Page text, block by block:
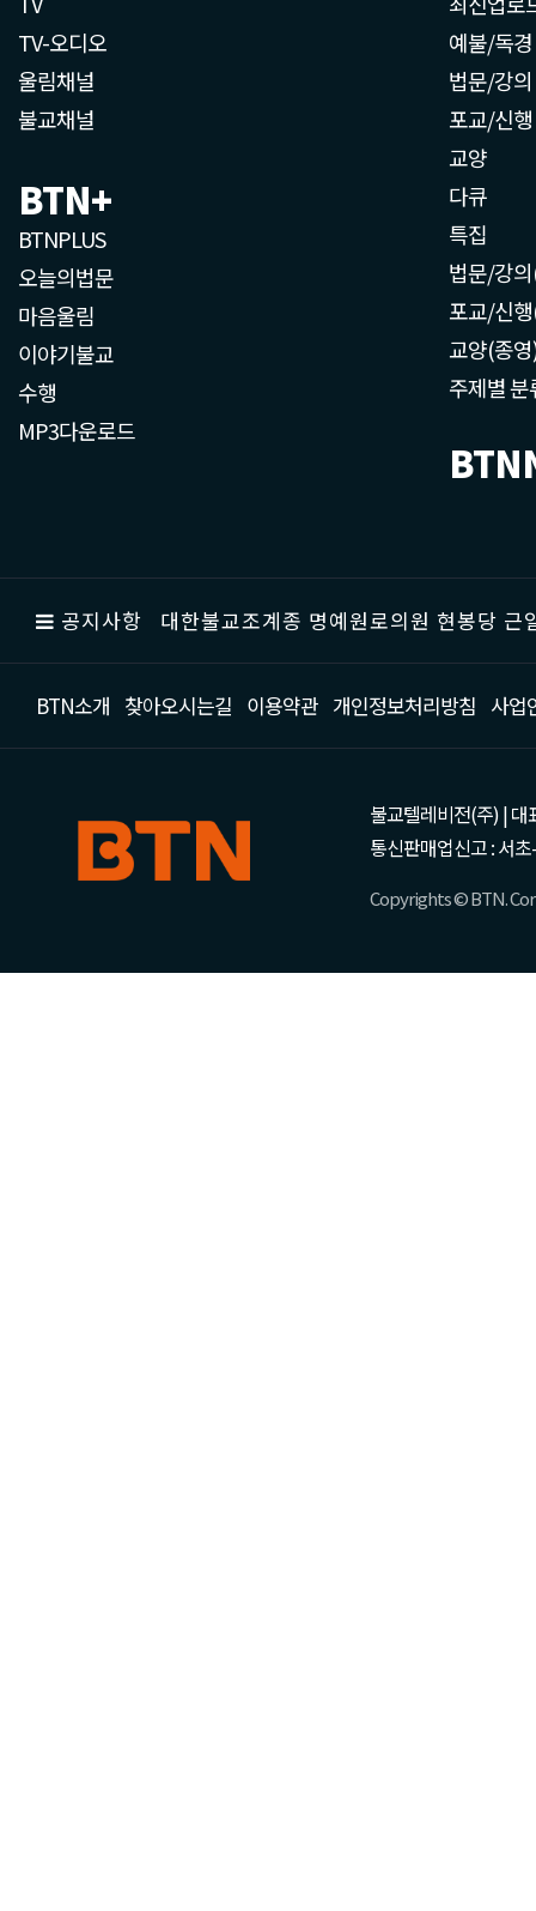
TV-오디오
울림채널
불교채널
BTN+
BTNPLUS
오늘의법문
마음울림
이야기불교
수행
MP3다운로드
예불/독경
법문/강의
포교/신행
교양
다큐
특집
법문/강
포교/신
교양(종
주제별 분
공지사항 대한불교조계종 명예원로의원 현봉당
BTN소개 찾아오시는길 이용약관 개인정보처리방침 사업
불교텔레비전(주) | 대
통신판매업신고 : 서
Copyrights © BTN.